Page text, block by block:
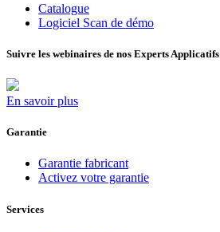
Catalogue
Logiciel Scan de démo
Suivre les webinaires de nos Experts Applicatifs
En savoir plus
Garantie
Garantie fabricant
Activez votre garantie
Services